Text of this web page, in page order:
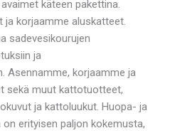
käteen pakettina.
ja korjaamme aluskatteet.
sadevesikourujen
ja
Asennamme, korjaamme ja
sekä muut kattotuotteet,
ja kattoluukut. Huopa- ja
erityisen paljon kokemusta,